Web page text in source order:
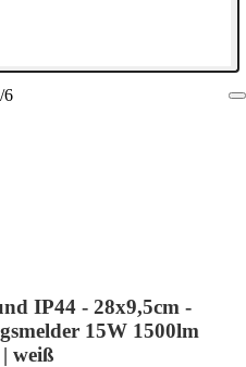
/6
IP44 - 28x9,5cm -
15W 1500lm
weiß